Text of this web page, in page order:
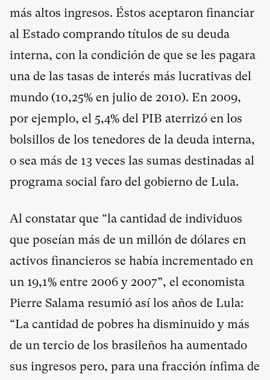
más altos ingresos. Éstos aceptaron financiar
al Estado comprando títulos de su deuda
interna, con la condición de que se les pagara
una de las tasas de interés más lucrativas del
mundo (10,25% en julio de 2010). En 2009,
por ejemplo, el 5,4% del PIB aterrizó en los
bolsillos de los tenedores de la deuda interna,
o sea más de 13 veces las sumas destinadas al
programa social faro del gobierno de Lula.
Al constatar que “la cantidad de individuos
que poseían más de un millón de dólares en
activos financieros se había incrementado en
un 19,1% entre 2006 y 2007”, el economista
Pierre Salama resumió así los años de Lula:
“La cantidad de pobres ha disminuido y más
de un tercio de los brasileños ha aumentado
sus ingresos pero, para una fracción ínfima de